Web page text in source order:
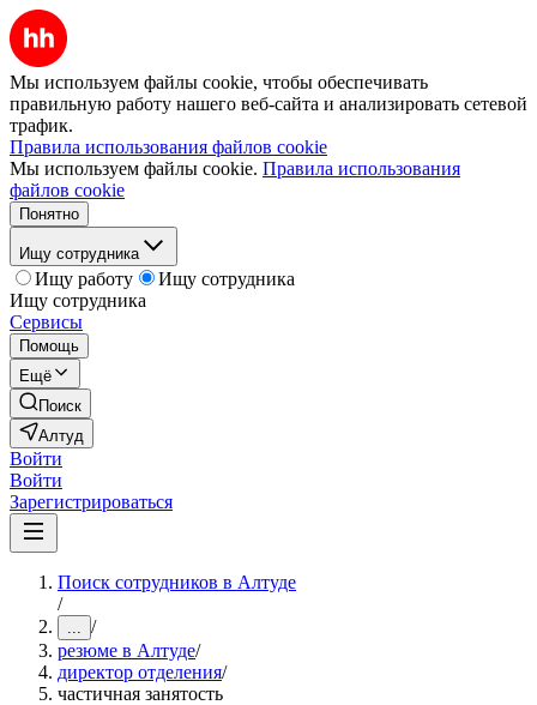
Мы используем файлы cookie, чтобы обеспечивать
правильную работу нашего веб-сайта и анализировать сетевой
трафик.
Правила использования файлов cookie
Мы используем файлы cookie. Правила использования
файлов cookie
Понятно
Ищу сотрудника
Ищу работу
Ищу сотрудника
Ищу сотрудника
Сервисы
Помощь
Ещё
Поиск
Алтуд
Войти
Войти
Зарегистрироваться
Поиск сотрудников в Алтуде
/
... /
резюме в Алтуде/
директор отделения/
частичная занятость